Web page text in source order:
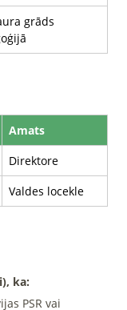
grāds
Amats
Direktore
Valdes locekle
ka:
PSR vai